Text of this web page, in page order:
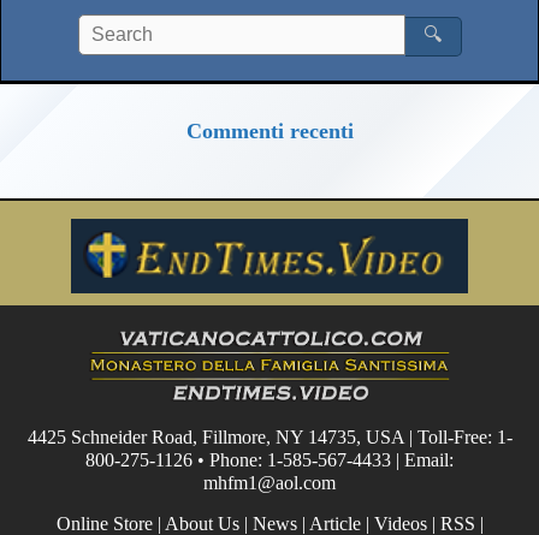
🔍
Commenti recenti
4425 Schneider Road, Fillmore, NY 14735, USA | Toll-Free: 1-
800-275-1126 • Phone: 1-585-567-4433 | Email:
mhfm1@aol.com
Online Store| About Us| News| Article| Videos| RSS |